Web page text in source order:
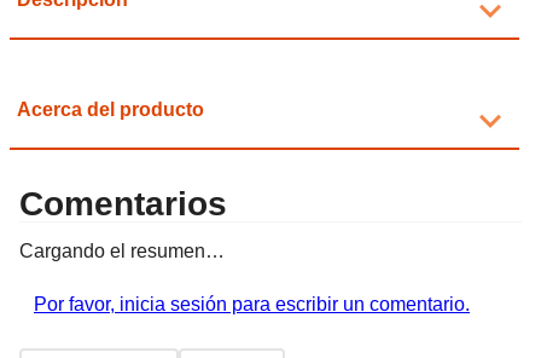
Acerca del producto
Comentarios
Cargando el resumen…
Por favor, inicia sesión para escribir un comentario.